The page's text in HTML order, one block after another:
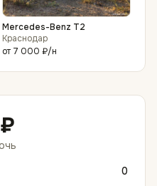
Mercedes-Benz T2
Краснодар
от 7 000 ₽/н
0